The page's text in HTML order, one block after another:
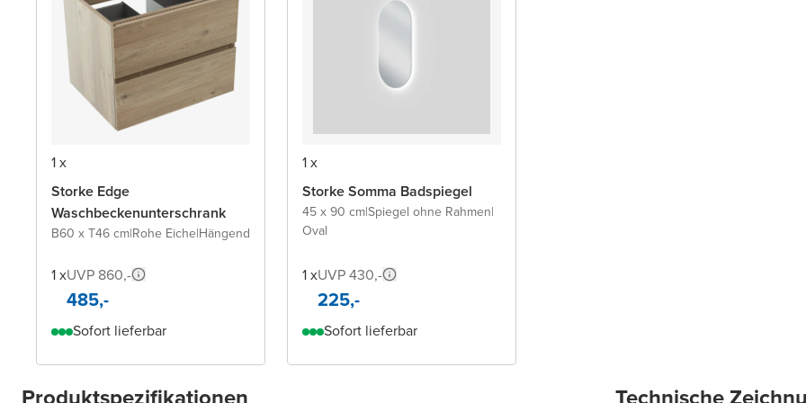
1 x
Storke Edge
Waschbeckenunterschrank
B60 x T46 cm|Rohe Eiche|Hängend
1 xUVP 860,-
485,-
Sofort lieferbar
1 x
Storke Somma Badspiegel
45 x 90 cm|Spiegel ohne Rahmen|
Oval
1 xUVP 430,-
225,-
Sofort lieferbar